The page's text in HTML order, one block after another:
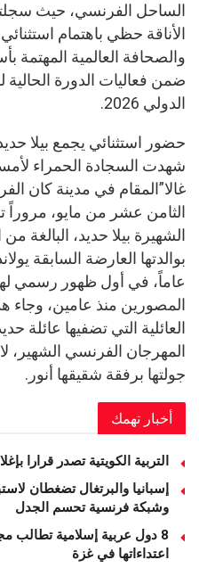
الساحل الفرنسي، حيث
الأناقة حظي باهتمام
والصحافة العالمية المهتمة
ضمن فعاليات الدورة
الدولي 2026.
حضور استثنائي يجمع بيلا
شهدت السجادة الحمراء
غالا”المقام في مدينة كان
الثامن عشر من مايو، مروراً
الشهيرة بيلا حديد، البالغة
بوالدتها العارضة السابقة
عاماً، في أول ظهور رسمي
المصورين منذ عامين، وجاء
العائلية التي تضفيها عائلة
المهرجان الفرنسي الشهير،
جولتها برفقة شقيقها أنور.
أخبار تهمك
التربية الكويتية تصدر قرارا
وشبكة فرنسية تحسم الجدل
8 دول عربية إسلامية تطالب
اعتداءاتها في غزة